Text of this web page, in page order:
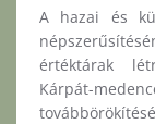
A hazai és
értéktárak
Kárpát-